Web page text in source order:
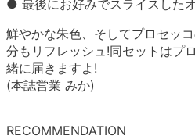
● 最後にお好みでスライスした
鮮やかな朱色、そしてプロセッ
分もリフレッシュ!同セットはプ
緒に届きますよ!
(本誌営業 みか)
RECOMMENDATION